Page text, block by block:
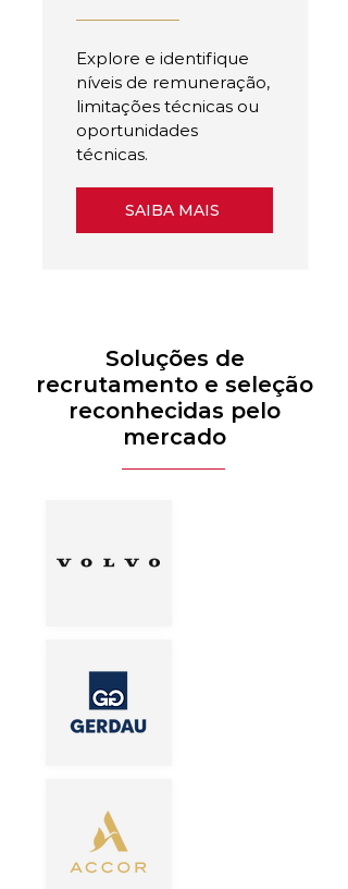
Explore e identifique
níveis de remuneração,
limitações técnicas ou
oportunidades
técnicas.
SAIBA MAIS
Soluções de
recrutamento e seleção
reconhecidas pelo
mercado